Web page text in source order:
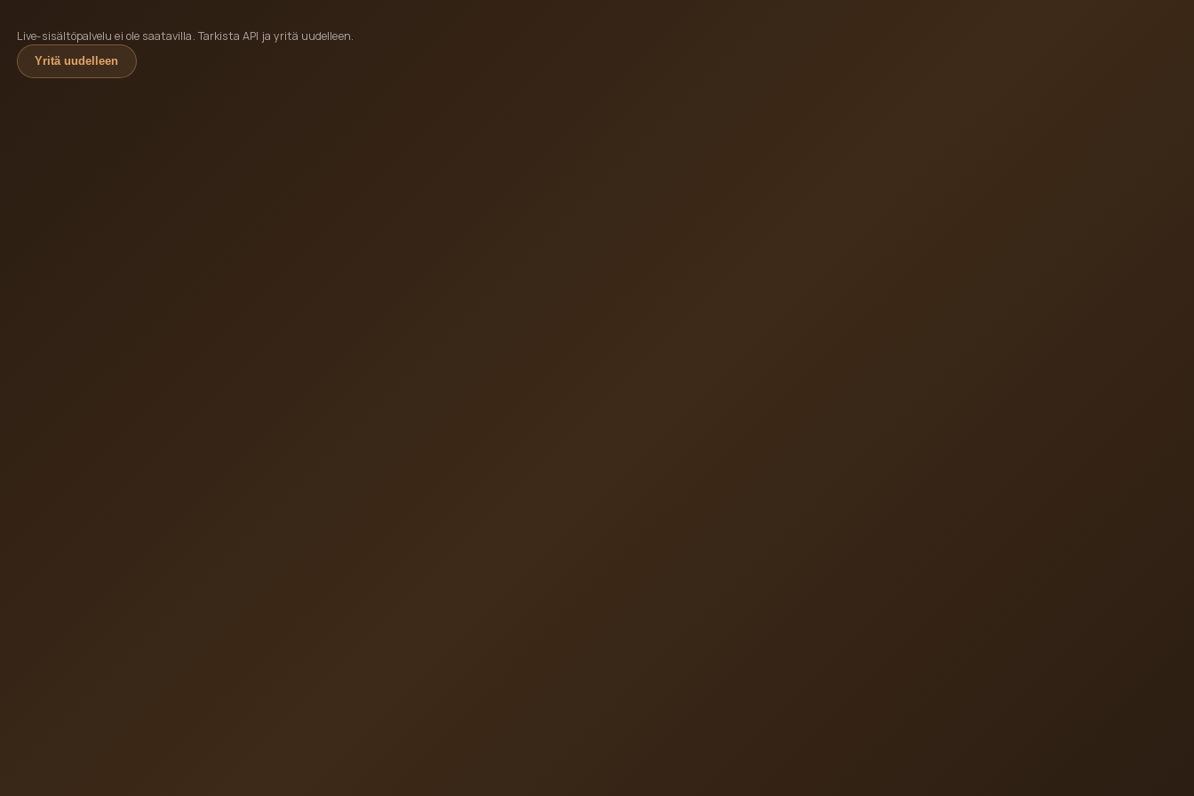
Live-sisältöpalvelu ei ole saatavilla. Tarkista API ja yritä uudelleen.
Yritä uudelleen